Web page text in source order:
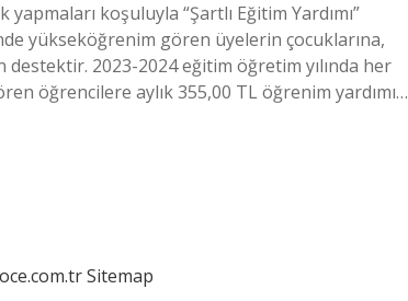
koşuluyla “Şartlı Eğitim Yardımı”
yükseköğrenim gören üyelerin çocuklarına,
destektir. 2023-2024 eğitim öğretim yılında her
öğrencilere aylık 355,00 TL öğrenim yardımı…
Sitemap